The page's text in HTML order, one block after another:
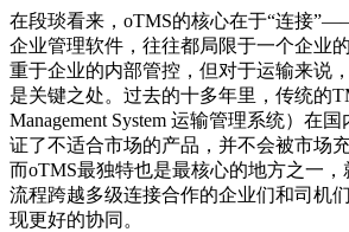
在段琰看来，oTMS的核心在于“连接
企业管理软件，往往都局限于一个企业
重于企业的内部管控，但对于运输来说
是关键之处。过去的十多年里，传统的
Management System 运输管理系统）在
证了不适合市场的产品，并不会被市场
而oTMS最独特也是最核心的地方之一
流程跨越多级连接合作的企业们和司机
现更好的协同。